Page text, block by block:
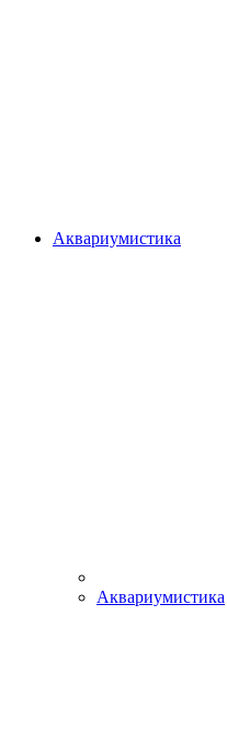
Аквариумистика
Аквариумистика